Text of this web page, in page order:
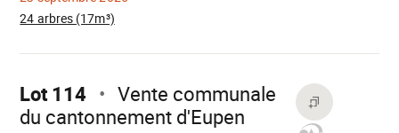
24 arbres (17m³)
Aller
Lot 114
Vente communale
du cantonnement d'Eupen
Chargement